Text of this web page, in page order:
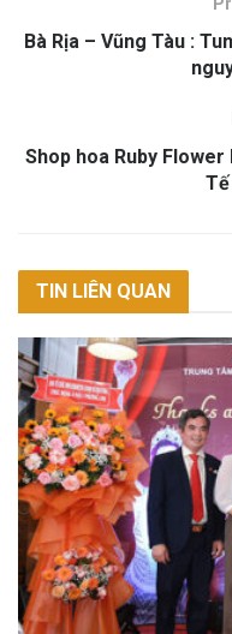
Bà Rịa – Vũng Tàu :
Shop hoa Ruby
TIN LIÊN QUAN